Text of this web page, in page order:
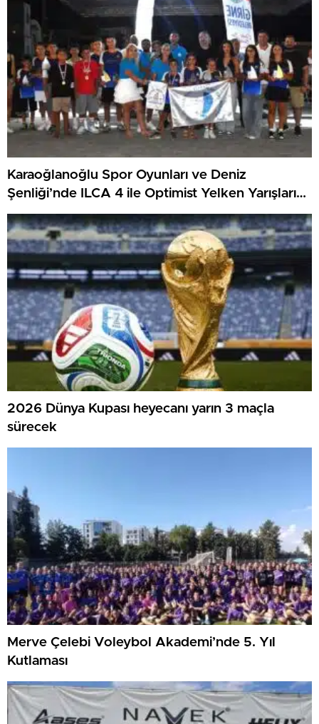
Karaoğlanoğlu Spor Oyunları ve Deniz
Şenliği’nde ILCA 4 ile Optimist Yelken Yarışları
Tamamlandı
2026 Dünya Kupası heyecanı yarın 3 maçla
sürecek
Merve Çelebi Voleybol Akademi’nde 5. Yıl
Kutlaması